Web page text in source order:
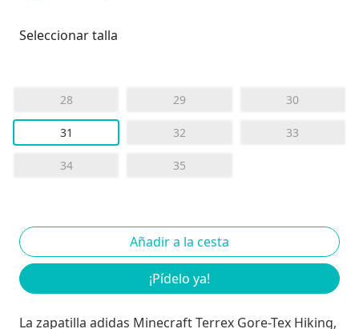
Seleccionar talla
28 29 30
31 32 33
34 35
¡Pídelo ya!
La zapatilla adidas Minecraft Terrex Gore-Tex Hiking,